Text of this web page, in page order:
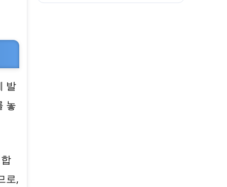
발
놓
로,